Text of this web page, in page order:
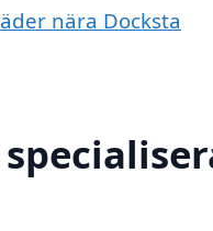
nära Docksta